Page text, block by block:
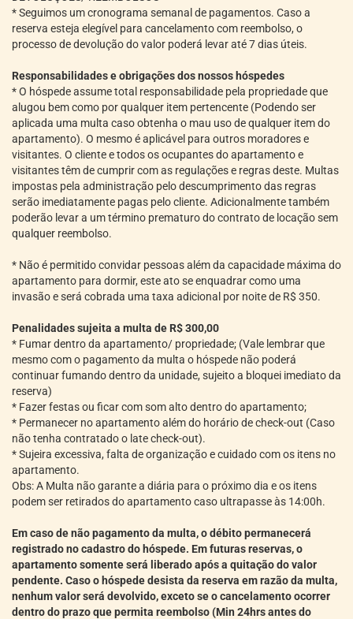
* Seguimos um cronograma semanal de pagamentos. Caso a
reserva esteja elegível para cancelamento com reembolso, o
processo de devolução do valor poderá levar até 7 dias úteis.
Responsabilidades e obrigações dos nossos hóspedes
* O hóspede assume total responsabilidade pela propriedade que
alugou bem como por qualquer item pertencente (Podendo ser
aplicada uma multa caso obtenha o mau uso de qualquer item do
apartamento). O mesmo é aplicável para outros moradores e
visitantes. O cliente e todos os ocupantes do apartamento e
visitantes têm de cumprir com as regulações e regras deste. Multas
impostas pela administração pelo descumprimento das regras
serão imediatamente pagas pelo cliente. Adicionalmente também
poderão levar a um término prematuro do contrato de locação sem
qualquer reembolso.
* Não é permitido convidar pessoas além da capacidade máxima do
apartamento para dormir, este ato se enquadrar como uma
invasão e será cobrada uma taxa adicional por noite de R$ 350.
Penalidades sujeita a multa de R$ 300,00
* Fumar dentro da apartamento/ propriedade; (Vale lembrar que
mesmo com o pagamento da multa o hóspede não poderá
continuar fumando dentro da unidade, sujeito a bloquei imediato da
reserva)
* Fazer festas ou ficar com som alto dentro do apartamento;
* Permanecer no apartamento além do horário de check-out (Caso
não tenha contratado o late check-out).
* Sujeira excessiva, falta de organização e cuidado com os itens no
apartamento.
Obs: A Multa não garante a diária para o próximo dia e os itens
podem ser retirados do apartamento caso ultrapasse às 14:00h.
Em caso de não pagamento da multa, o débito permanecerá
registrado no cadastro do hóspede. Em futuras reservas, o
apartamento somente será liberado após a quitação do valor
pendente. Caso o hóspede desista da reserva em razão da multa,
nenhum valor será devolvido, exceto se o cancelamento ocorrer
dentro do prazo que permita reembolso (Min 24hrs antes do